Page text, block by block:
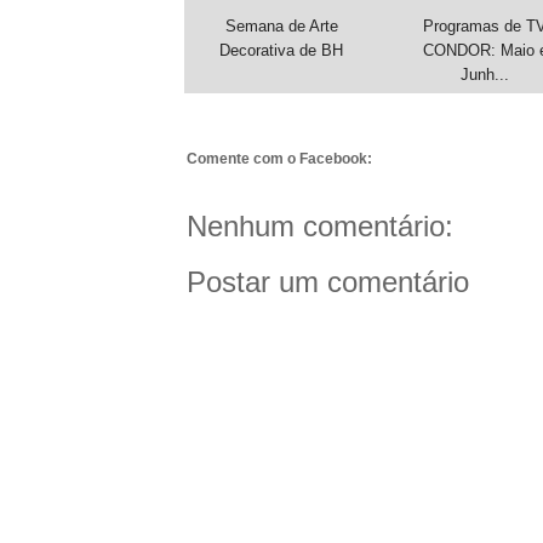
Semana de Arte
Decorativa de BH
Programas de
CONDOR: Maio
Junh...
Comente com o Facebook:
Nenhum comentário:
Postar um comentário